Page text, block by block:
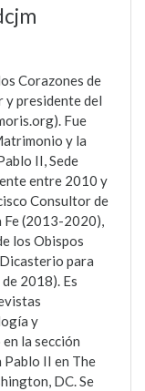
Corazones de
y presidente del
Fue
y la
II, Sede
entre 2010 y
Consultor de
Fe (2013-2020),
los Obispos
para
2018). Es
y
la sección
II en The
DC. Se